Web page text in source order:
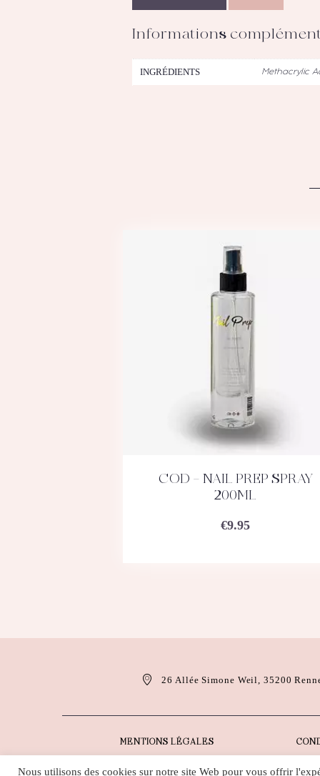
Informations
INGRÉDIENTS Methacrylic
ACHETEZ DÉTAILS
COD – NAIL PREP SPRAY
200ML
€9.95
26 Allée Simone Weil, 35200
MENTIONS LÉGALES
Nous utilisons des cookies sur notre site Web pour vous offrir